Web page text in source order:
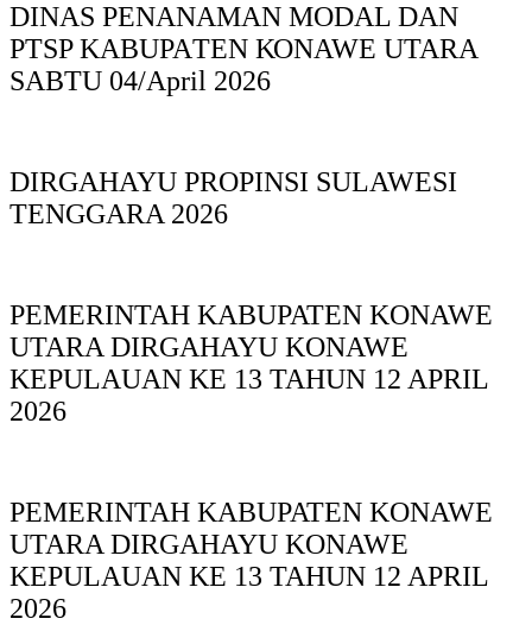
DINAS PΕΝΑΝΑΜAN MODAL DAN
PTSP KABUPAΤΕΝ ΚΟNAWE UTARA
SABTU 04/April 2026
DIRGAHAYU PROPINSI SULAWESI
TENGGARA 2026
PEMERINTAH KABUPATEN KONAWE
UTARA DIRGAHAYU KONAWE
KEPULAUAN KE 13 TAHUN 12 APRIL
2026
PEMERINTAH KABUPATEN KONAWE
UTARA DIRGAHAYU KONAWE
KEPULAUAN KE 13 TAHUN 12 APRIL
2026